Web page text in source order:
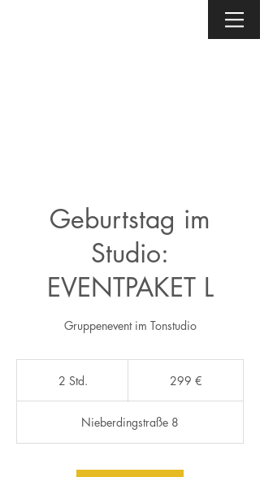
Geburtstag im
Studio:
EVENTPAKET L
Gruppenevent im Tonstudio
2 Std.
d
.
299 €
Nieberdingstraße 8